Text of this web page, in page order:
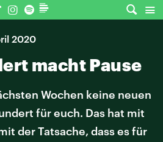
2020
macht Pause
Wochen keine neuen
für euch. Das hat mit
der Tatsache, dass es für